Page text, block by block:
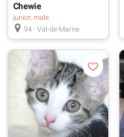
Chewie
junior, male
94 - Val-de-Marne